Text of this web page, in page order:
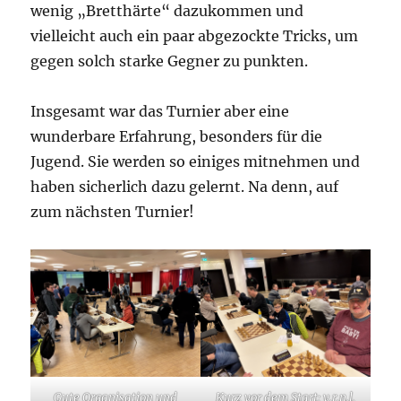
wenig „Bretthärte“ dazukommen und
vielleicht auch ein paar abgezockte Tricks, um
gegen solch starke Gegner zu punkten.
Insgesamt war das Turnier aber eine
wunderbare Erfahrung, besonders für die
Jugend. Sie werden so einiges mitnehmen und
haben sicherlich dazu gelernt. Na denn, auf
zum nächsten Turnier!